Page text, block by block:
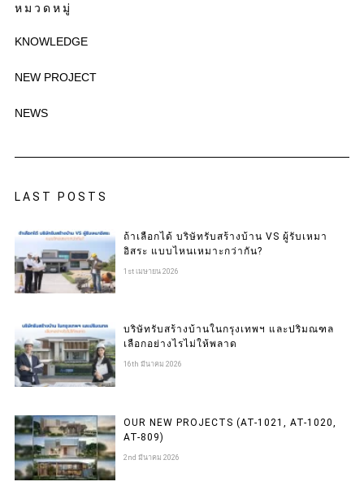
หมวดหมู่
KNOWLEDGE
NEW PROJECT
NEWS
LAST POSTS
ถ้าเลือกได้ บริษัทรับสร้างบ้าน VS ผู้รับเหมา
อิสระ แบบไหนเหมาะกว่ากัน?
1st เมษายน 2026
บริษัทรับสร้างบ้านในกรุงเทพฯ และปริมณฑล
เลือกอย่างไรไม่ให้พลาด
16th มีนาคม 2026
OUR NEW PROJECTS (AT-1021, AT-1020,
AT-809)
2nd มีนาคม 2026